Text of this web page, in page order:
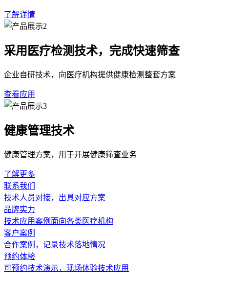
2026-01-31
值，间接推算骨骼的密度与结构强度。这种技术规避了传统双能
性与算法的正确性，保障每一次检测数据都能较好反映骨骼的物
在实际应用场景中，超声波骨密度检测仪的价值体现在其便捷性
中心、基层医院以及体检机构进行大规模骨质健康普查。通过定
人机交互的友好性，简化操作流程，让非专业医护人员也能快速
障不同操作者、不同时间点的测量结果具有可比性。其次，需评
设备的日常保养与维护是保障其长期稳定运行的基础。超声波骨
环境中。为其设备提供详细的操作手册与维护指南，建议用户严
疗机构综合判断，设备仅为辅助工具，规范的使用流程与科学的
超声波骨密度检测仪 骨质健康 无创检测
上一篇：超声波骨密度检测仪采购与操作的
相关新闻